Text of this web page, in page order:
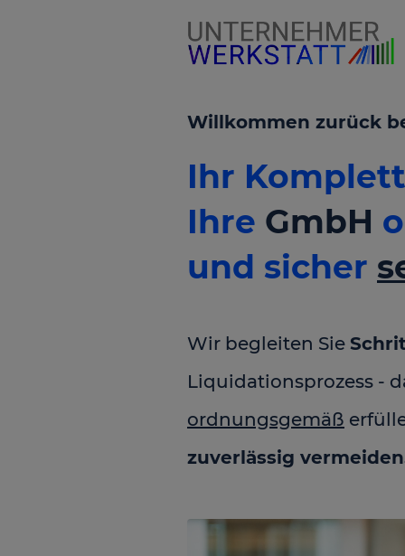
Willkommen zurück
Ihr
Ihre GmbH
und sicher
Wir begleiten Sie
Liquidationsprozess -
ordnungsgemäß
zuverlässig